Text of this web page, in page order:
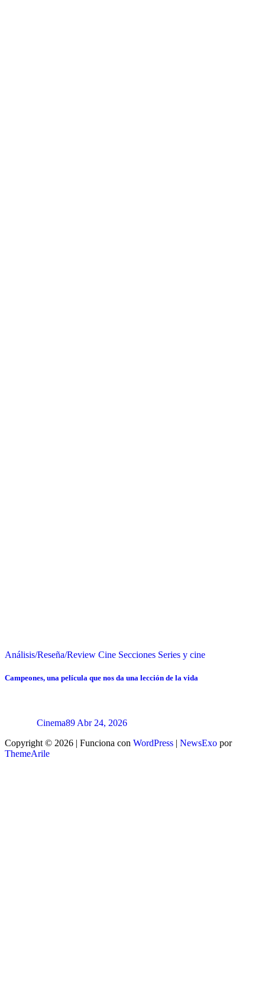
Análisis/Reseña/Review Cine Secciones Series y cine
Campeones, una película que nos da una lección de la vida
Cinema89 Abr 24, 2026
Copyright © 2026 | Funciona con WordPress | NewsExo por
ThemeArile